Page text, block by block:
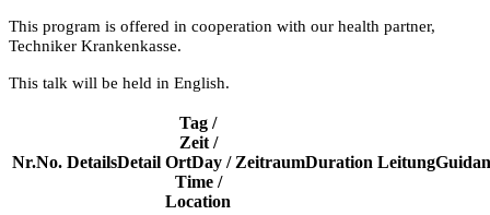
This program is offered in cooperation with our health partner,
Techniker Krankenkasse.
This talk will be held in English.
Nr.No. DetailsDetail
Tag /
Zeit /
OrtDay /
Time /
Location
ZeitraumDuration Leitung